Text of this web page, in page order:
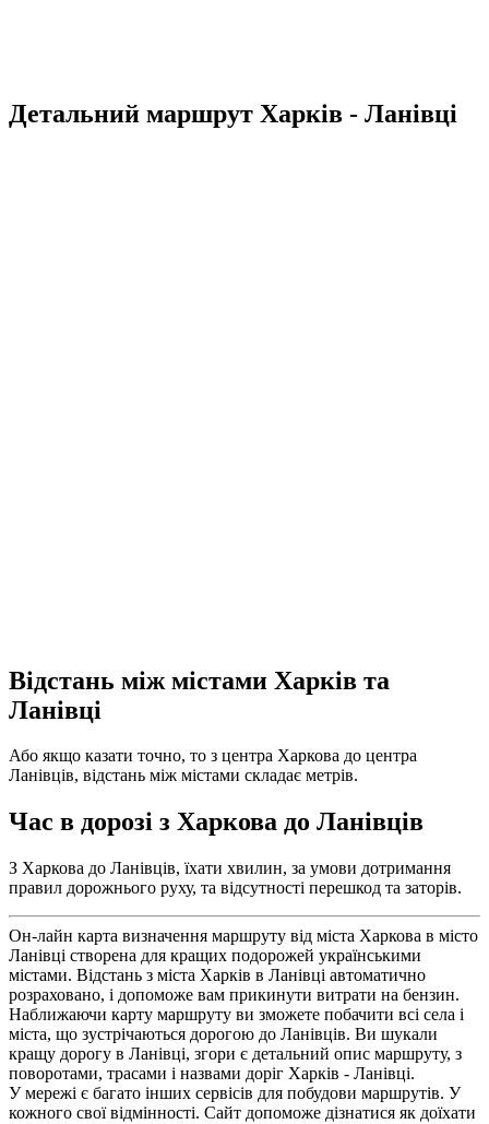
Детальний маршрут Харків - Ланівці
Відстань між містами Харків та
Ланівці
Або якщо казати точно, то з центра Харкова до центра
Ланівців, відстань між містами складає метрів.
Час в дорозі з Харкова до Ланівців
З Харкова до Ланівців, їхати хвилин, за умови дотримання
правил дорожнього руху, та відсутності перешкод та заторів.
Он-лайн карта визначення маршруту від міста Харкова в місто
Ланівці створена для кращих подорожей українськими
містами. Відстань з міста Харків в Ланівці автоматично
розраховано, і допоможе вам прикинути витрати на бензин.
Наближаючи карту маршруту ви зможете побачити всі села і
міста, що зустрічаються дорогою до Ланівців. Ви шукали
кращу дорогу в Ланівці, згори є детальний опис маршруту, з
поворотами, трасами і назвами доріг Харків - Ланівці.
У мережі є багато інших сервісів для побудови маршрутів. У
кожного свої відмінності. Сайт допоможе дізнатися як доїхати